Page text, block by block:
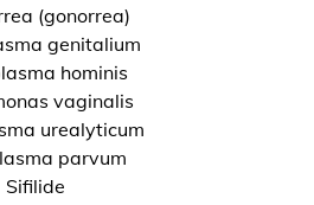
(gonorrea)
genitalium
hominis
vaginalis
urealyticum
parvum
Sifilide